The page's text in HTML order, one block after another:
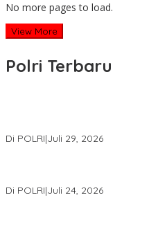
No more pages to load.
View More
Polri Terbaru
Di POLRI|Juli 29, 2026
Di POLRI|Juli 24, 2026